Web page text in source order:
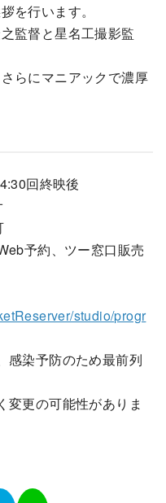
を行います。
監督と星名工撮影監
らにマニアックで濃厚
回終映後
予約、ツー窓口販売
studio/progr
感染予防のため最前列
変更の可能性がありま